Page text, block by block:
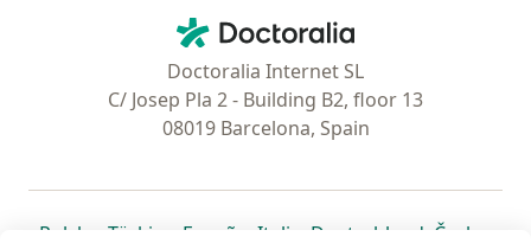
Doctoralia - Página de inicio
Doctoralia Internet SL
C/ Josep Pla 2 - Building B2, floor 13
08019 Barcelona, Spain
Polska se abre en una nueva pestaña
Türkiye se abre en una nueva pestaña
España se abre en una nueva pestaña
Italia se abre en una nueva
Deutschlandse abre en
Česko